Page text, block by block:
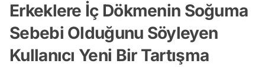
Erkeklere İç Dökmenin Soğuma
Sebebi Olduğunu Söyleyen
Kullanıcı Yeni Bir Tartışma